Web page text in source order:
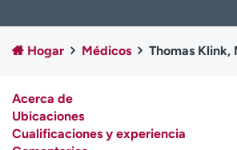
Empleados
Atención a medios de
Contáctenos
A
Hogar Médicos Thomas Klink,
Acerca de
Ubicaciones
Cualificaciones y experiencia